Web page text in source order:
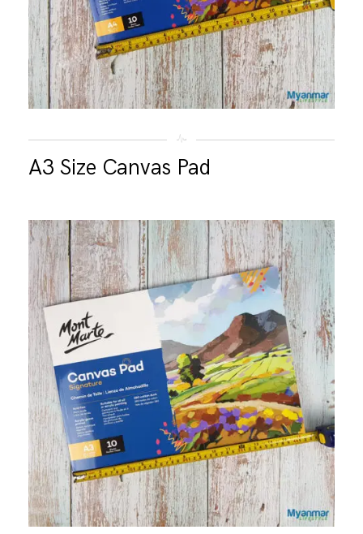
A3 Size Canvas Pad